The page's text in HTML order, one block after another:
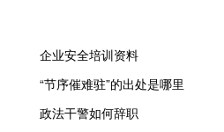
企业安全培训资料
“节序催难驻”的出处是哪里
政法干警如何辞职